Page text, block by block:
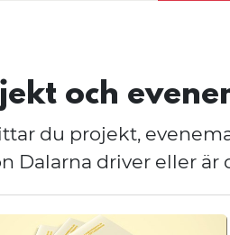
och
du projekt,
Dalarna driver eller är